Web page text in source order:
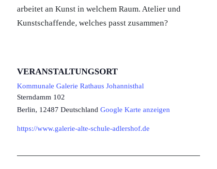
arbeitet an Kunst in welchem Raum. Atelier und
Kunstschaffende, welches passt zusammen?
VERANSTALTUNGSORT
Kommunale Galerie Rathaus Johannisthal
Sterndamm 102
Berlin, 12487 Deutschland Google Karte anzeigen
https://www.galerie-alte-schule-adlershof.de